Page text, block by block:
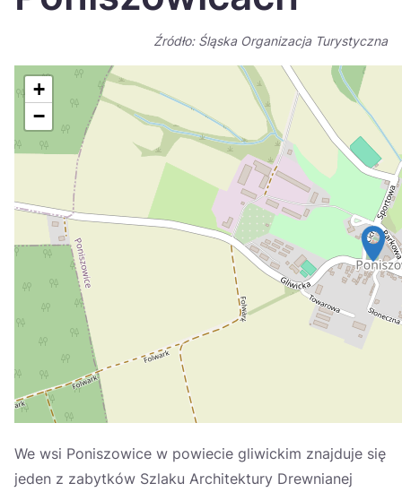
Źródło: Śląska Organizacja Turystyczna
+
−
We wsi Poniszowice w powiecie gliwickim znajduje się
jeden z zabytków Szlaku Architektury Drewnianej